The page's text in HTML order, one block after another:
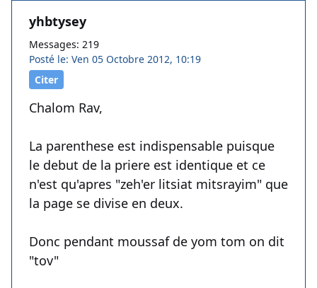
yhbtysey
Messages: 219
Posté le: Ven 05 Octobre 2012, 10:19
Citer
Chalom Rav,
La parenthese est indispensable puisque
le debut de la priere est identique et ce
n'est qu'apres "zeh'er litsiat mitsrayim" que
la page se divise en deux.
Donc pendant moussaf de yom tom on dit
"tov"